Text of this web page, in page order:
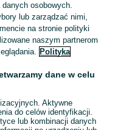
obrotowy pojemnik
kuchenne
Pakietem
osobowych.
lub zarządzać nimi,
na stronie polityki
naszym partnerom
Polityka
dane w celu
Aktywne
do celów identyfikacji.
lub kombinacji danych